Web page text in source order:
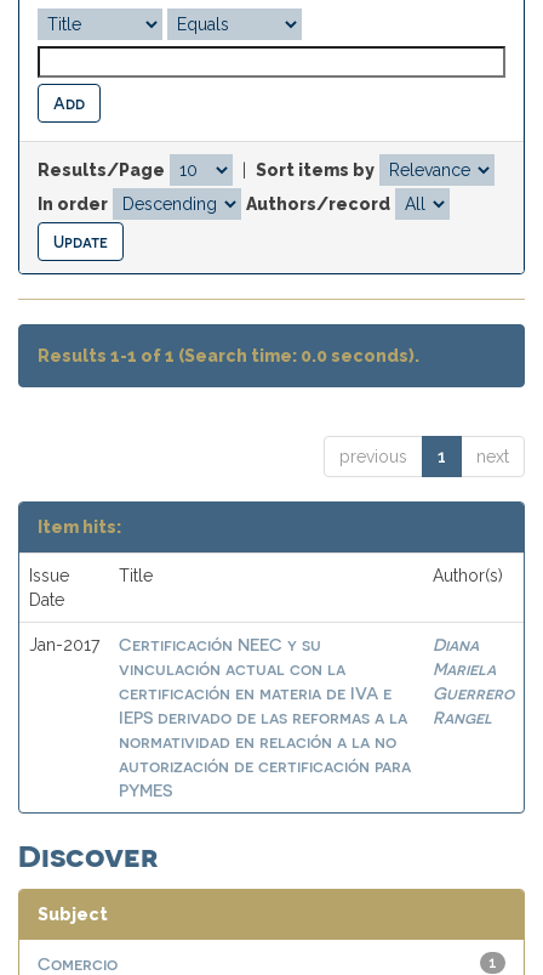
Results/Page
Sort items by
In order
Authors/record
Results 1-1 of 1 (Search time: 0.0 seconds).
previous 1 next
Item hits:
Issue
Date
Title Author(s)
Jan-2017
Certificación NEEC y su
vinculación actual con la
certificación en materia de IVA e
IEPS derivado de las reformas a la
normatividad en relación a la no
autorización de certificación para
PYMES
Diana
Mariela
Guerrero
Rangel
Discover
Subject
1
Comercio